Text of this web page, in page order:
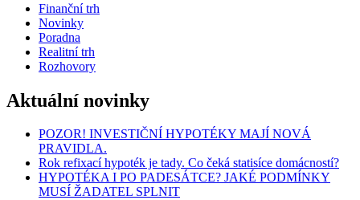
Finanční trh
Novinky
Poradna
Realitní trh
Rozhovory
Aktuální novinky
POZOR! INVESTIČNÍ HYPOTÉKY MAJÍ NOVÁ
PRAVIDLA.
Rok refixací hypoték je tady. Co čeká statisíce domácností?
HYPOTÉKA I PO PADESÁTCE? JAKÉ PODMÍNKY
MUSÍ ŽADATEL SPLNIT